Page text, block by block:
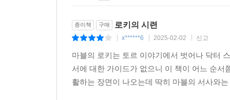
종이책 구매 로키의 시련
x******6 2025-02-02 신고
마블의 로키는 토르 이야기에서 벗어나 닥터
서에 대한 가이드가 없으니 이 책이 어느 순
활하는 장면이 나오는데 딱히 마블의 서사와